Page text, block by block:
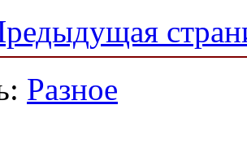
Разное